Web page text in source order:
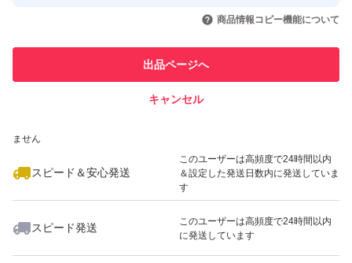
引を完了させた実績があります
での取引実績があります
ません
スピード＆安心発送
このユーザーは高頻度で24時間以内
＆設定した発送日数内に発送していま
す
スピード発送
このユーザーは高頻度で24時間以内
に発送しています
商品情報コピー機能について
出品ページへ
キャンセル
いいね！
699